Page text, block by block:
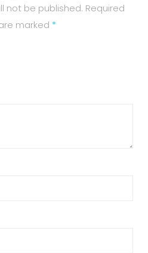
not be published. Required
marked *